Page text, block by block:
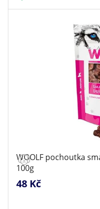
WOOLF pochoutka
100g
48 Kč